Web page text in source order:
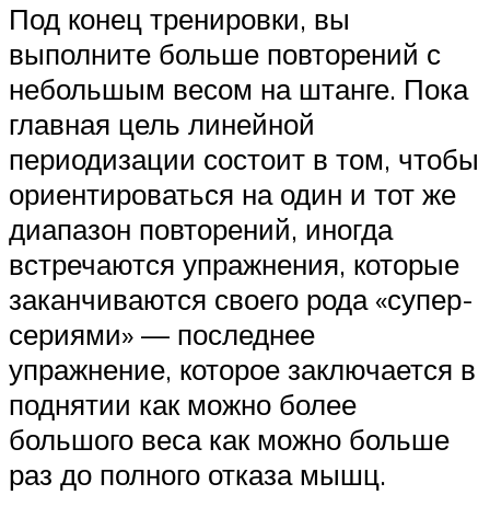
Под конец тренировки, вы
выполните больше повторений с
небольшым весом на штанге. Пока
главная цель линейной
периодизации состоит в том, чтобы
ориентироваться на один и тот же
диапазон повторений, иногда
встречаются упражнения, которые
заканчиваются своего рода «супер-
сериями» — последнее
упражнение, которое заключается в
поднятии как можно более
большого веса как можно больше
раз до полного отказа мышц.